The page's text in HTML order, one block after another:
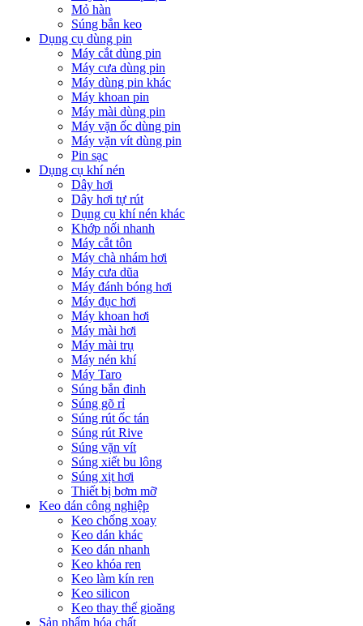
Mỏ hàn
Súng bắn keo
Dụng cụ dùng pin
Máy cắt dùng pin
Máy cưa dùng pin
Máy dùng pin khác
Máy khoan pin
Máy mài dùng pin
Máy vặn ốc dùng pin
Máy vặn vít dùng pin
Pin sạc
Dụng cụ khí nén
Dây hơi
Dây hơi tự rút
Dụng cụ khí nén khác
Khớp nối nhanh
Máy cắt tôn
Máy chà nhám hơi
Máy cưa dũa
Máy đánh bóng hơi
Máy đục hơi
Máy khoan hơi
Máy mài hơi
Máy mài trụ
Máy nén khí
Máy Taro
Súng bắn đinh
Súng gõ rỉ
Súng rút ốc tán
Súng rút Rive
Súng vặn vít
Súng xiết bu lông
Súng xịt hơi
Thiết bị bơm mỡ
Keo dán công nghiệp
Keo chống xoay
Keo dán khác
Keo dán nhanh
Keo khóa ren
Keo làm kín ren
Keo silicon
Keo thay thế gioăng
Sản phẩm hóa chất